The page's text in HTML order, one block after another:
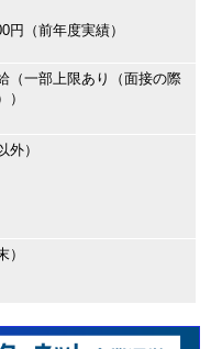
円（前年度実績）
（一部上限あり（面接の際
）
外）
）